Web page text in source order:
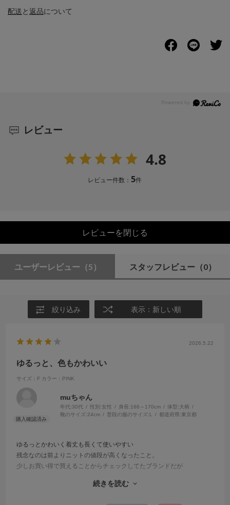
配送と返品について
レビュー
4.8
レビュー件数： 5件
レビューを閉じる
ユーザーレビュー （5） スタッフレビュー （0）
絞り込み 表示：新しい順
2026.5.22
ゆるっと、色もかわいい
サイズ：F カラー：PINK
muちゃん
年代:30代 性別:女性 身長:166～170cm 体型:大柄
靴のサイズ:24cm 普段の服のサイズ:L 都道府県:東京都
ゆるっとかわいく着丈も長くて使いやすい
残念なのは前よりニットの値段が高くなったこと。
少しお買い得で買えることからチェックしてたブランドだが
ニットが12000以上くらいになってくると他のセレクト系ブランドのも
続きを読む